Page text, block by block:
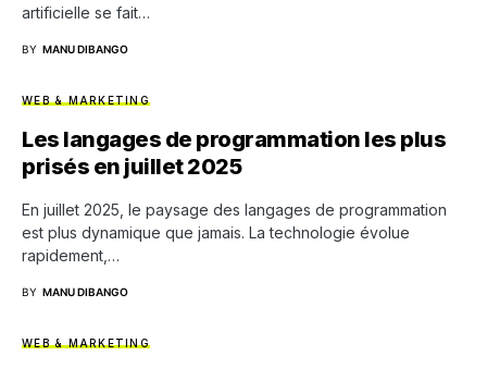
artificielle se fait…
BY MANU DIBANGO
WEB & MARKETING
Les langages de programmation les plus
prisés en juillet 2025
En juillet 2025, le paysage des langages de programmation
est plus dynamique que jamais. La technologie évolue
rapidement,…
BY MANU DIBANGO
WEB & MARKETING